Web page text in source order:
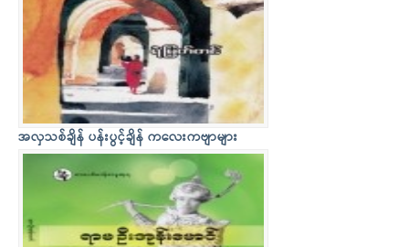
အလှသစ်ချိန် ပန်းပွင့်ချိန် ကလေးကဗျာများ